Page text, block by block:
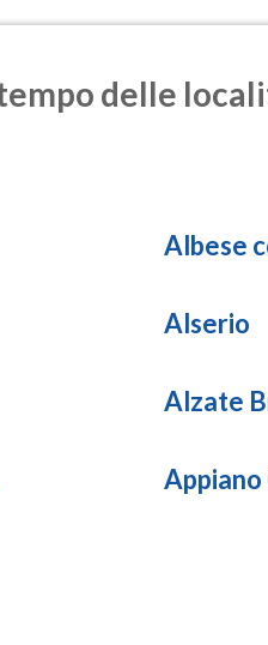
delle
Albese
Alserio
Alzate
Appiano